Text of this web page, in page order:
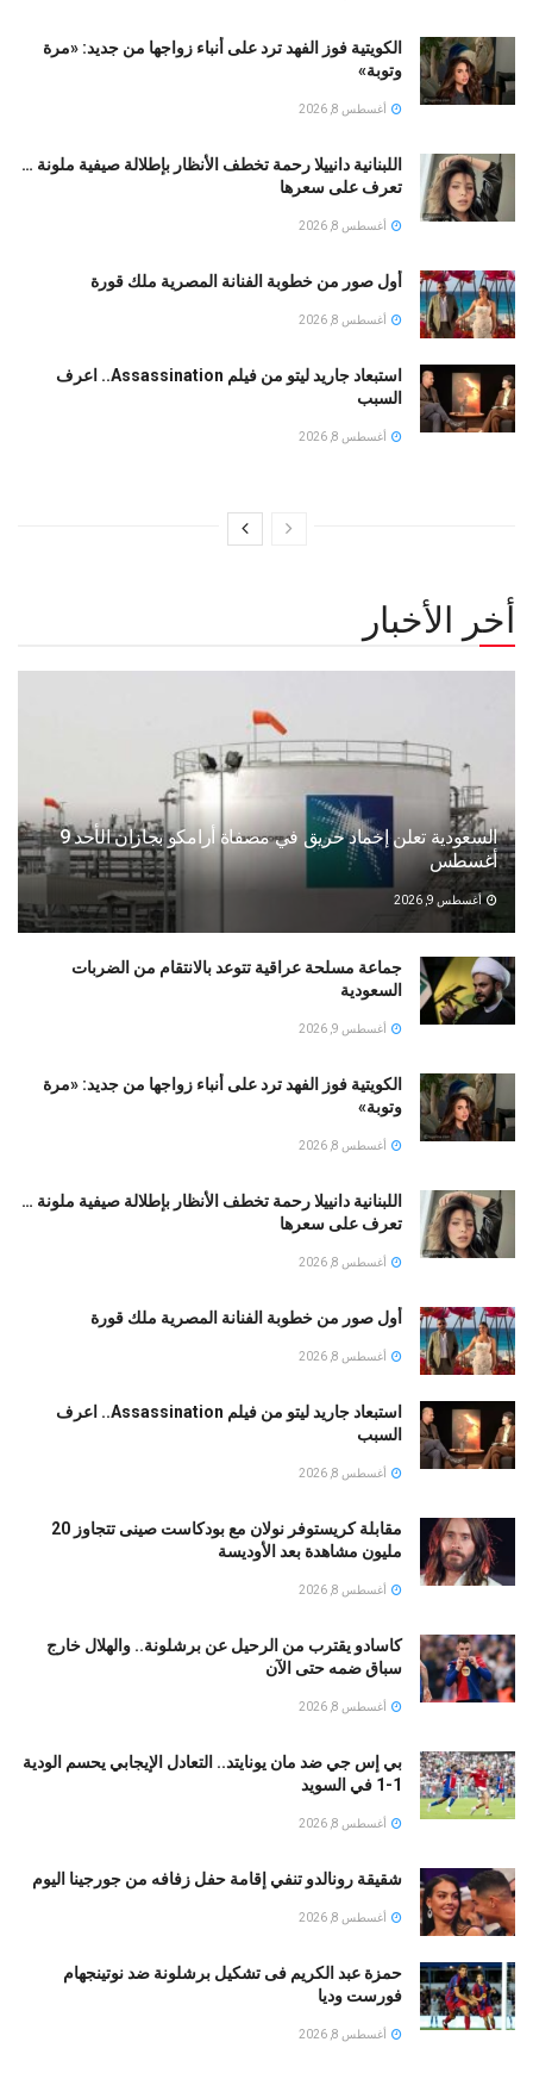
الكويتية فوز الفهد ترد على أنباء زواجها من جديد: «مرة
وتوبة» ‏
أغسطس 8, 2026
اللبنانية دانييلا رحمة تخطف الأنظار بإطلالة صيفية ملونة …
تعرف على سعرها
أغسطس 8, 2026
أول صور من خطوبة الفنانة المصرية ملك قورة
أغسطس 8, 2026
استبعاد جاريد ليتو من فيلم Assassination.. اعرف
السبب
أغسطس 8, 2026
أخر الأخبار
السعودية تعلن إخماد حريق في مصفاة أرامكو بجازان الأحد 9
أغسطس
أغسطس 9, 2026
جماعة مسلحة عراقية تتوعد بالانتقام من الضربات
السعودية
أغسطس 9, 2026
الكويتية فوز الفهد ترد على أنباء زواجها من جديد: «مرة
وتوبة» ‏
أغسطس 8, 2026
اللبنانية دانييلا رحمة تخطف الأنظار بإطلالة صيفية ملونة …
تعرف على سعرها
أغسطس 8, 2026
أول صور من خطوبة الفنانة المصرية ملك قورة
أغسطس 8, 2026
استبعاد جاريد ليتو من فيلم Assassination.. اعرف
السبب
أغسطس 8, 2026
مقابلة كريستوفر نولان مع بودكاست صينى تتجاوز 20
مليون مشاهدة بعد الأوديسة
أغسطس 8, 2026
كاسادو يقترب من الرحيل عن برشلونة.. والهلال خارج
سباق ضمه حتى الآن
أغسطس 8, 2026
بي إس جي ضد مان يونايتد.. التعادل الإيجابي يحسم الودية
1-1 في السويد
أغسطس 8, 2026
شقيقة رونالدو تنفي إقامة حفل زفافه من جورجينا اليوم
أغسطس 8, 2026
حمزة عبد الكريم فى تشكيل برشلونة ضد نوتينجهام
فورست وديا
أغسطس 8, 2026